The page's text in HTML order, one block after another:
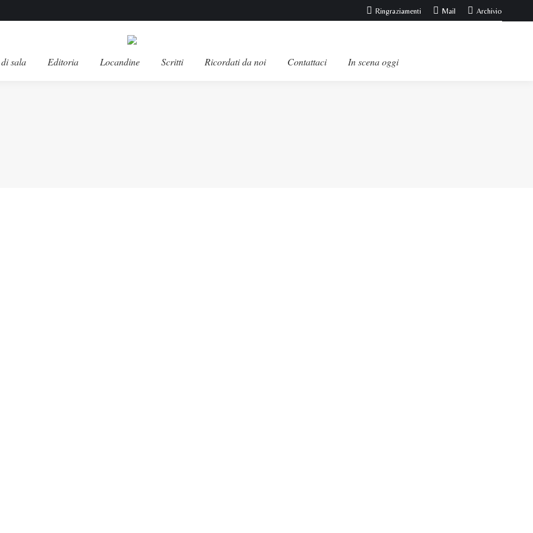
Ringraziamenti Mail Archivio
sala Editoria Locandine Scritti Ricordati da noi Contattaci In scena oggi